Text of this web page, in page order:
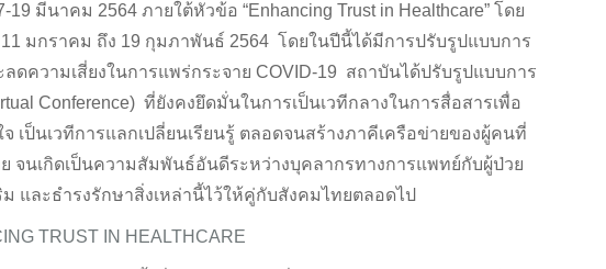
มีนาคม 2564 ภายใต้หัวข้อ “Enhancing Trust in Healthcare” โดย
มกราคม ถึง 19 กุมภาพันธ์ 2564 โดยในปีนี้ได้มีการปรับรูปแบบการ
ดความเสี่ยงในการแพร่กระจาย COVID-19 สถาบันได้ปรับรูปแบบการ
Conference) ที่ยังคงยึดมั่นในการเป็นเวทีกลางในการสื่อสารเพื่อ
เป็นเวทีการแลกเปลี่ยนเรียนรู้ ตลอดจนสร้างภาคีเครือข่ายของผู้คนที่
จนเกิดเป็นความสัมพันธ์อันดีระหว่างบุคลากรทางการแพทย์กับผู้ป่วย
และธำรงรักษาสิ่งเหล่านี้ไว้ให้คู่กับสังคมไทยตลอดไป
TRUST IN HEALTHCARE